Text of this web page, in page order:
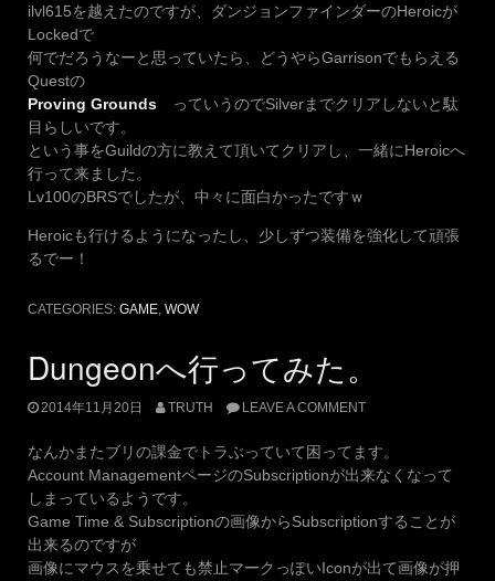
ilvl615を越えたのですが、ダンジョンファインダーのHeroicが
Lockedで
何でだろうなーと思っていたら、どうやらGarrisonでもらえる
Questの
Proving Grounds っていうのでSilverまでクリアしないと駄
目らしいです。
という事をGuildの方に教えて頂いてクリアし、一緒にHeroicへ
行って来ました。
Lv100のBRSでしたが、中々に面白かったですｗ
Heroicも行けるようになったし、少しずつ装備を強化して頑張
るでー！
CATEGORIES: GAME, WOW
Dungeonへ行ってみた。
2014年11月20日 TRUTH LEAVE A COMMENT
なんかまたブリの課金でトラぶっていて困ってます。
Account ManagementページのSubscriptionが出来なくなって
しまっているようです。
Game Time & Subscriptionの画像からSubscriptionすることが
出来るのですが
画像にマウスを乗せても禁止マークっぽいIconが出て画像が押